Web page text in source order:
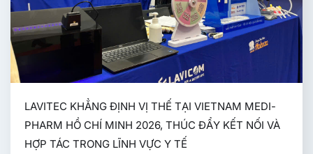
LAVITEC KHẲNG ĐỊNH VỊ THẾ TẠI VIETNAM MEDI-
PHARM HỒ CHÍ MINH 2026, THÚC ĐẨY KẾT NỐI VÀ
HỢP TÁC TRONG LĨNH VỰC Y TẾ